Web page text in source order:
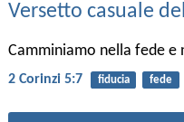
Versetto casuale
Camminiamo nella fede e
2 Corinzi 5:7 fiducia fede